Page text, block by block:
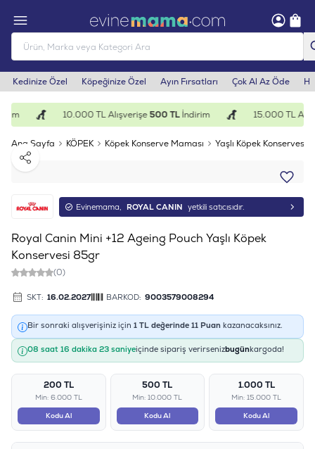
Kedinize Özel Köpeğinize Özel Ayın Fırsatları Çok Al Az Öde
10.000 TL Alışverişe500 TLİndirim 15.000 TL
Ana Sayfa KÖPEK Köpek Konserve Maması
Yaşlı Köpek Konservesi
Paylaş
Evinemama, ROYAL CANIN yetkili satıcısıdır.
Royal Canin Mini +12 Ageing Pouch Yaşlı Köpek
Konservesi 85gr
(0)
SKT: 16.02.2027 BARKOD: 9003579008294
Bir sonraki alışverişiniz için 1 TL değerinde 11 Puan kazanacaksınız.
08 saat 16 dakika 22 saniyeiçinde sipariş verirsenizbugünkargoda!
200 TL
Min: 6.000 TL
Kodu Al
500 TL
Min: 10.000 TL
Kodu Al
1.000 TL
Min: 15.000 TL
Kodu Al